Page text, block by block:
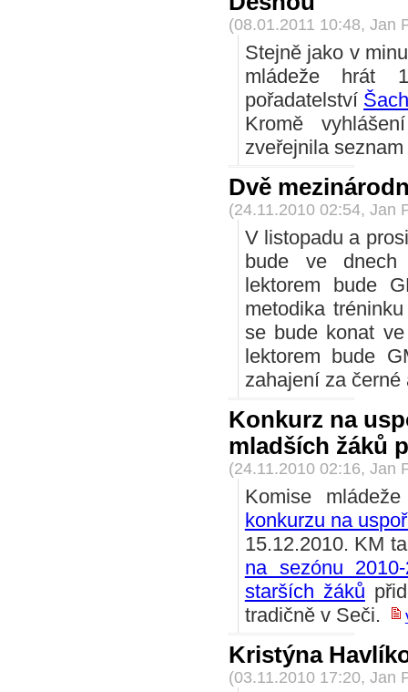
(08.01.2011 10:48, Jan
Stejně jako v
mládeže hrát
pořadatelství
Kromě
zveřejnila
Dvě
(24.11.2010 02:54, Jan
V listopadu a
bude ve dnech
lektorem bude
metodika
se bude konat
lektorem bude
zahajení za
Konkurz na
mladších žáků
(24.11.2010 02:16, Jan
Komise
konkurzu na
15.12.2010. KM
na sezónu 2010-
starších žáků
tradičně v Seči.
Kristýna
(03.11.2010 17:20, Jan